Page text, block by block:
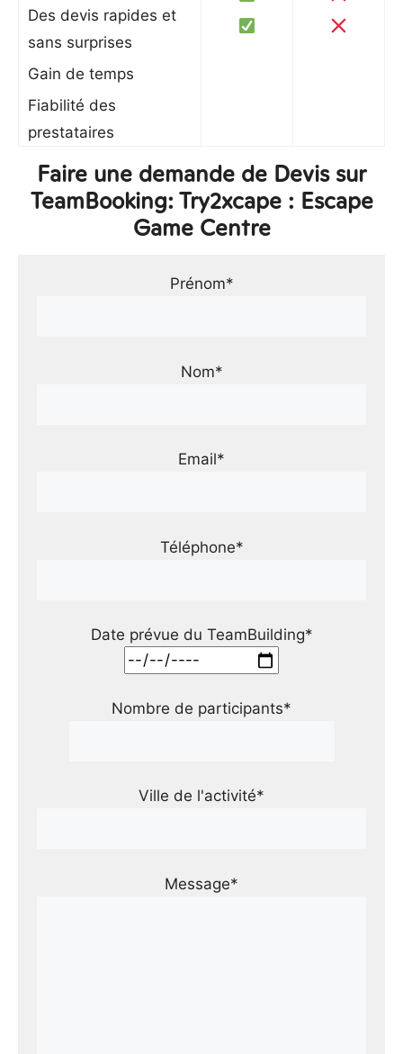
Des devis rapides et
sans surprises
Gain de temps
Fiabilité des
prestataires
Faire une demande de Devis sur
TeamBooking: Try2xcape : Escape
Game Centre
Prénom*
Nom*
Email*
Téléphone*
Date prévue du TeamBuilding*
Nombre de participants*
Ville de l'activité*
Message*